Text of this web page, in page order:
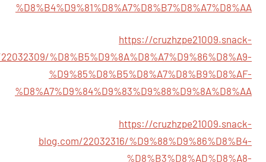
%D8%B4%D9%81%D8%A7%D8%B7%D8%A7%D8%AA
https://cruzhzpe21009.snack-
%D8%B5%D9%8A%D8%A7%D9%86%D8%A9-
%D9%85%D8%B5%D8%A7%D8%B9%D8%AF-
%D8%A7%D9%84%D9%83%D9%88%D9%8A%D8%AA
https://cruzhzpe21009.snack-
blog.com/22032316/%D9%88%D9%86%D8%B4-
%D8%B3%D8%AD%D8%A8-